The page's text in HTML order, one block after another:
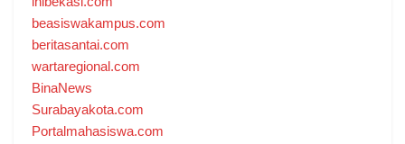
beasiswakampus.com
beritasantai.com
wartaregional.com
BinaNews
Surabayakota.com
Portalmahasiswa.com